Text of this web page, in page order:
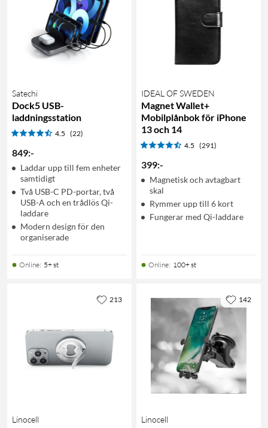
Satechi
Dock5 USB-
laddningsstation
4.5 (22)
849:-
Laddar upp till fem enheter
samtidigt
Två USB-C PD-portar, två
USB-A och en trådlös Qi-
laddare
Modern design för den
organiserade
Online: 5+ st
IDEAL OF SWEDEN
Magnet Wallet+
Mobilplånbok för iPhone
13 och 14
4.5 (291)
399:-
Magnetisk och avtagbart
skal
Rymmer upp till 6 kort
Fungerar med Qi-laddare
Online: 100+ st
Linocell
213
Linocell
142